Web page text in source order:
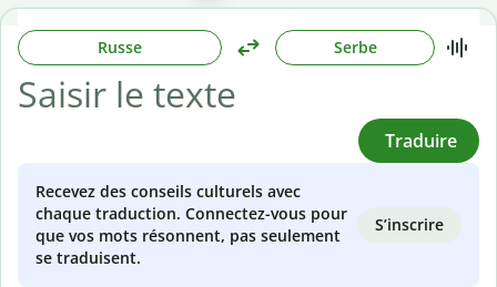
Russe Serbe
Traduire
Recevez des conseils culturels avec
chaque traduction. Connectez-vous pour
que vos mots résonnent, pas seulement
se traduisent.
S’inscrire